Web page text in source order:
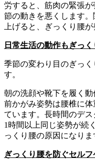
労すると、筋肉の緊張
節の動きを悪くします
上げると、ぎっくり腰
日常生活の動作もぎっ
季節の変わり目のぎっ
す。
朝の洗顔や靴下を履く動
前かがみ姿勢は腰椎に
ています。長時間のデス
1時間以上同じ姿勢が続
っくり腰の原因になりま
ぎっくり腰を防ぐセルフ